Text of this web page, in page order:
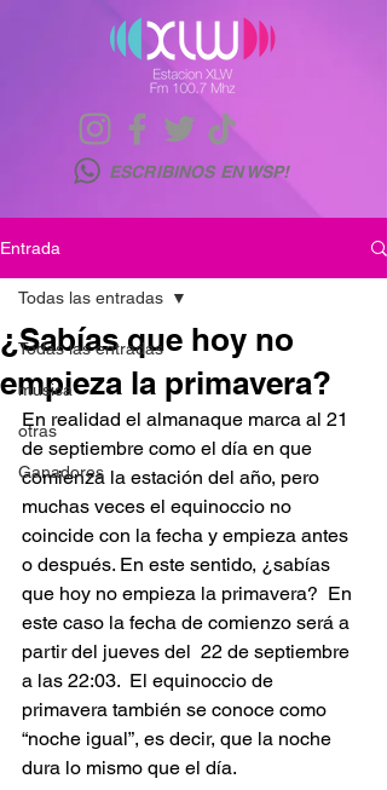
ESCRIBINOS EN WSP!
Entrada
Todas las entradas
musica
otras
Ganadores
Todas las entradas
¿Sabías que hoy no
empieza la primavera?
En realidad el almanaque marca al 21
de septiembre como el día en que
comienza la estación del año, pero
muchas veces el equinoccio no
coincide con la fecha y empieza antes
o después. En este sentido, ¿sabías
que hoy no empieza la primavera?  En
este caso la fecha de comienzo será a
partir del jueves del  22 de septiembre
a las 22:03.  El equinoccio de
primavera también se conoce como
“noche igual”, es decir, que la noche
dura lo mismo que el día.